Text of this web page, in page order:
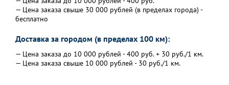
— Цена заказа свыше 30 000 рублей (в пределах города) -
бесплатно
Доставка за городом (в пределах 100 км):
— Цена заказа до 10 000 рублей - 400 руб. + 30 руб./1 км.
— Цена заказа свыше 10 000 рублей - 30 руб./1 км.